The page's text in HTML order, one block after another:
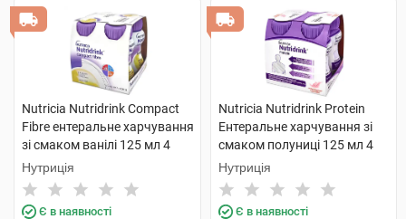
Nutricia Nutridrink Compact
Fibre ентеральне харчування
зі смаком ванілі 125 мл 4
пляшки
Нутриція
Є в наявності
Nutricia Nutridrink Protein
Ентеральне харчування зі
смаком полуниці 125 мл 4
пляшки
Нутриція
Є в наявності